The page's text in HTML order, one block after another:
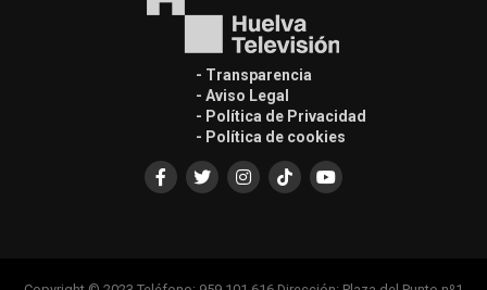
- Transparencia
- Aviso Legal
- Política de Privacidad
- Política de cookies